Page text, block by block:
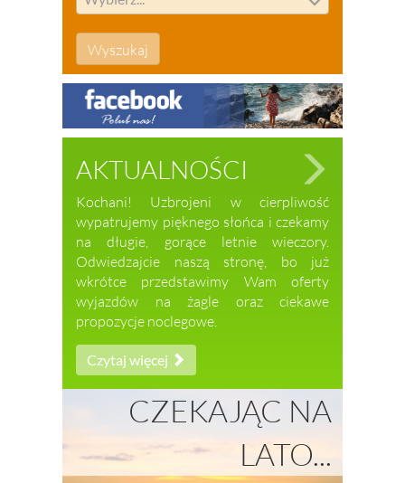
AKTUALNOŚCI
Kochani! Uzbrojeni w cierpliwość
wypatrujemy pięknego słońca i czekamy
na długie, gorące letnie wieczory.
Odwiedzajcie naszą stronę, bo już
wkrótce przedstawimy Wam oferty
wyjazdów na żagle oraz ciekawe
propozycje noclegowe.
Czytaj więcej
CZEKAJĄC NA
LATO...